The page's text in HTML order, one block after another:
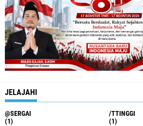
JELAJAHI
@SERGAI
(1)
/TTINGGI
(1)